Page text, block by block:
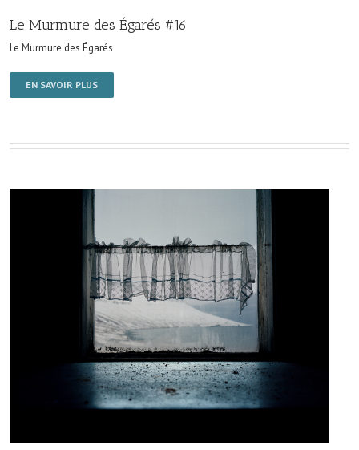
Le Murmure des Égarés #16
Le Murmure des Égarés
EN SAVOIR PLUS